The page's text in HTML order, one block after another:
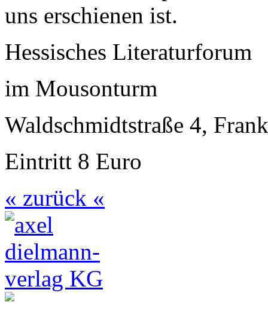
uns erschienen ist.
Hessisches Literaturforum
im Mousonturm
Waldschmidtstraße 4,
Eintritt 8 Euro
« zurück «